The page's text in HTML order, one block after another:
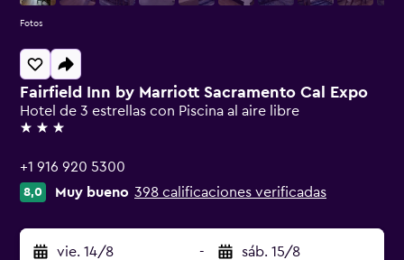
Fairfield Inn by Marriott Sacramento Cal Expo
Hotel de 3 estrellas con Piscina al aire libre
3 estrellas
+1 916 920 5300
8,0 Muy bueno 398 calificaciones verificadas
vie. 14/8 - sáb. 15/8
Fotos